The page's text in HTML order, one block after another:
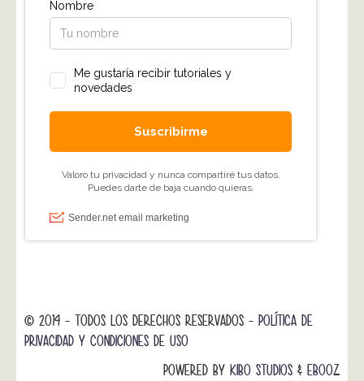
© 2014 - TODOS LOS DERECHOS RESERVADOS - POLÍTICA DE
PRIVACIDAD Y CONDICIONES DE USO
POWERED BY KIBO STUDIOS & EBOOZ